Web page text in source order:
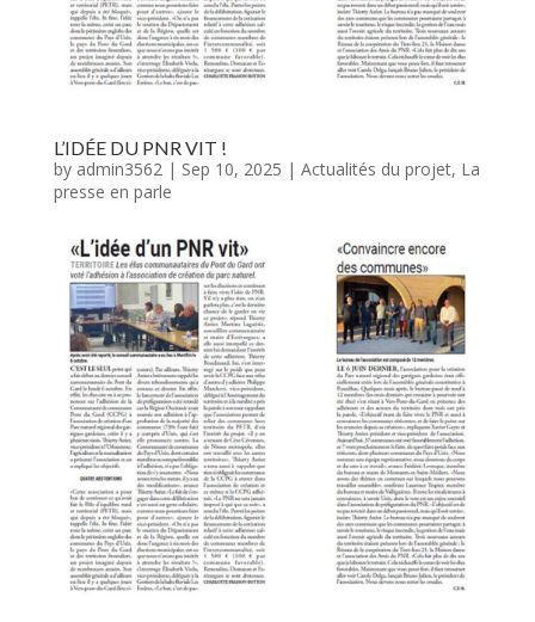
L’IDÉE DU PNR VIT !
by admin3562 | Sep 10, 2025 | Actualités du projet, La
presse en parle